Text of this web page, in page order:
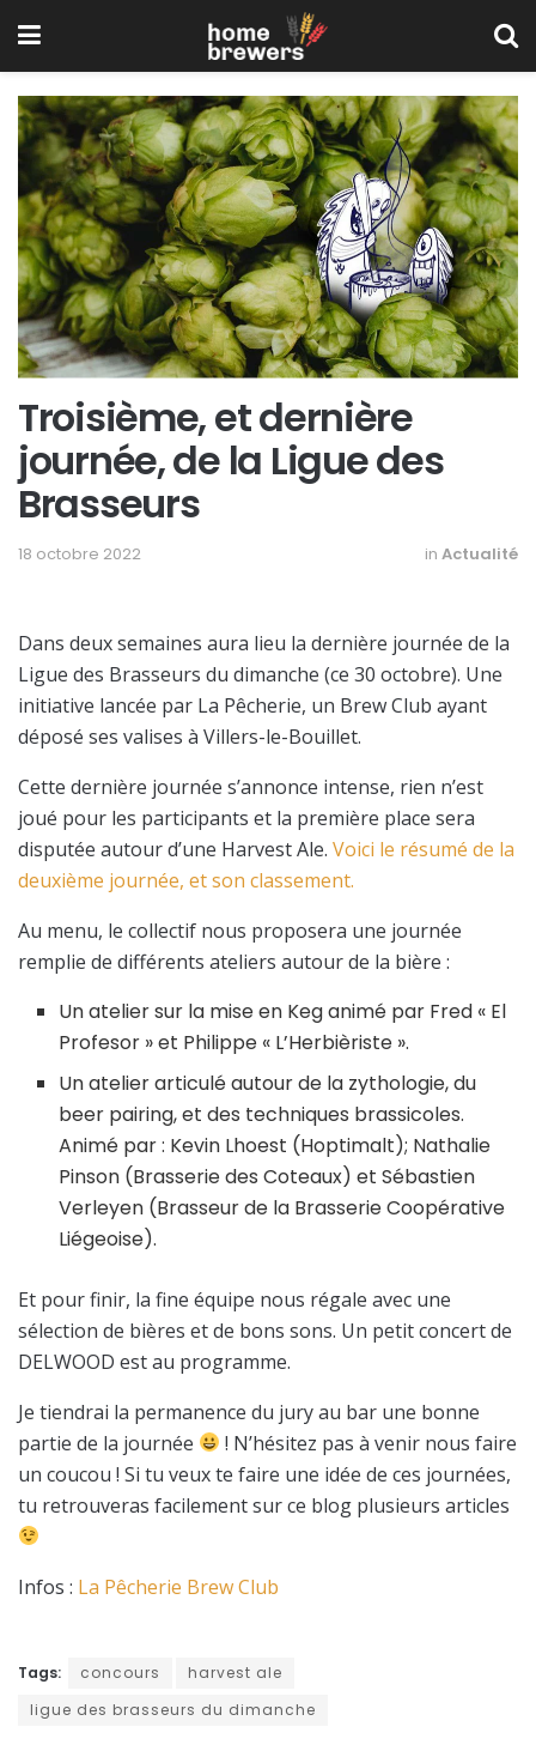
Troisième, et dernière
journée, de la Ligue des
Brasseurs
18 octobre 2022 in Actualité
Dans deux semaines aura lieu la dernière journée de la
Ligue des Brasseurs du dimanche (ce 30 octobre). Une
initiative lancée par La Pêcherie, un Brew Club ayant
déposé ses valises à Villers-le-Bouillet.
Cette dernière journée s’annonce intense, rien n’est
joué pour les participants et la première place sera
disputée autour d’une Harvest Ale. Voici le résumé de la
deuxième journée, et son classement.
Au menu, le collectif nous proposera une journée
remplie de différents ateliers autour de la bière :
Un atelier sur la mise en Keg animé par Fred « El
Profesor » et Philippe « L’Herbièriste ».
Un atelier articulé autour de la zythologie, du
beer pairing, et des techniques brassicoles.
Animé par : Kevin Lhoest (Hoptimalt); Nathalie
Pinson (Brasserie des Coteaux) et Sébastien
Verleyen (Brasseur de la Brasserie Coopérative
Liégeoise).
Et pour finir, la fine équipe nous régale avec une
sélection de bières et de bons sons. Un petit concert de
DELWOOD est au programme.
Je tiendrai la permanence du jury au bar une bonne
partie de la journée
! N’hésitez pas à venir nous faire
un coucou ! Si tu veux te faire une idée de ces journées,
tu retrouveras facilement sur ce blog plusieurs articles
Infos : La Pêcherie Brew Club
Tags: concours
harvest ale
ligue des brasseurs du dimanche